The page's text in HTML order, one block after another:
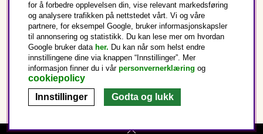
Dette er Rawfoodshop
Norge
for å forbedre opplevelsen din, vise relevant markedsføring
og analysere trafikken på nettstedet vårt. Vi og våre
partnere, for eksempel Google, bruker informasjonskapsler
til annonsering og statistikk. Du kan lese mer om hvordan
Google bruker data her. Du kan når som helst endre
innstillingene dine via knappen “Innstillinger”. Mer
informasjon finner du i vår personvernerklæring og
cookiepolicy
Innstillinger
Godta og lukk